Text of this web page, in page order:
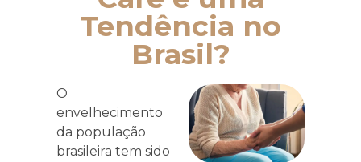
Tendência no
Brasil?
O
envelhecimento
da população
brasileira tem sido